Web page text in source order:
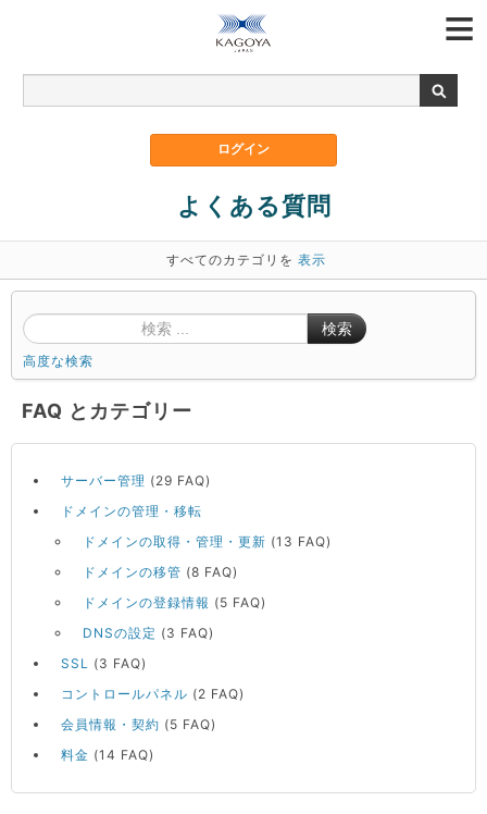
よくある質問
すべてのカテゴリを 表示
検索
高度な検索
FAQ とカテゴリー
サーバー管理 (29 FAQ)
ドメインの管理・移転
ドメインの取得・管理・更新 (13 FAQ)
ドメインの移管 (8 FAQ)
ドメインの登録情報 (5 FAQ)
DNSの設定 (3 FAQ)
SSL
(3 FAQ)
コントロールパネル (2 FAQ)
会員情報・契約 (5 FAQ)
料金 (14 FAQ)